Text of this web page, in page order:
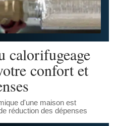
calorifugeage
confort et
d'une maison est
réduction des dépenses